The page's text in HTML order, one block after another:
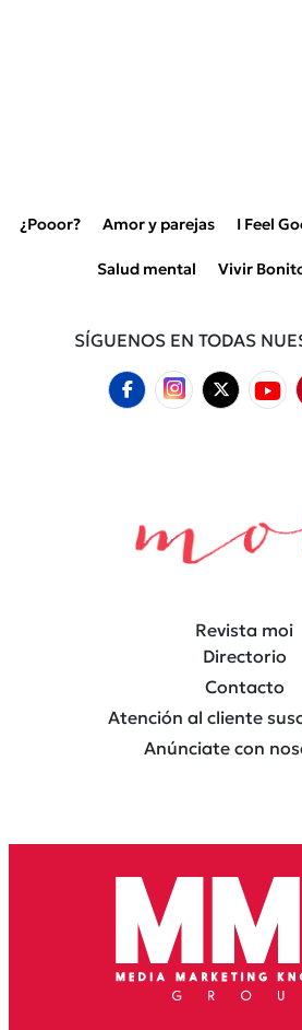
¿Pooor? Amor y parejas I Feel
Salud mental Vivir
SÍGUENOS EN TODAS
Revista moi
Directorio
Contacto
Atención al cliente
Anúnciate con